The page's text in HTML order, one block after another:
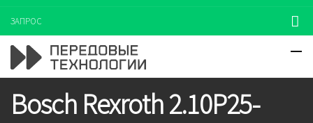
ЗАПРОС
Bosch Rexroth 2.10P25-